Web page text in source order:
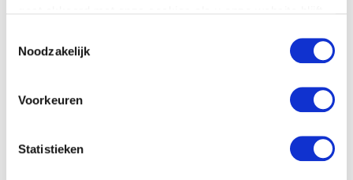
Noodzakelijk
Voorkeuren
Statistieken